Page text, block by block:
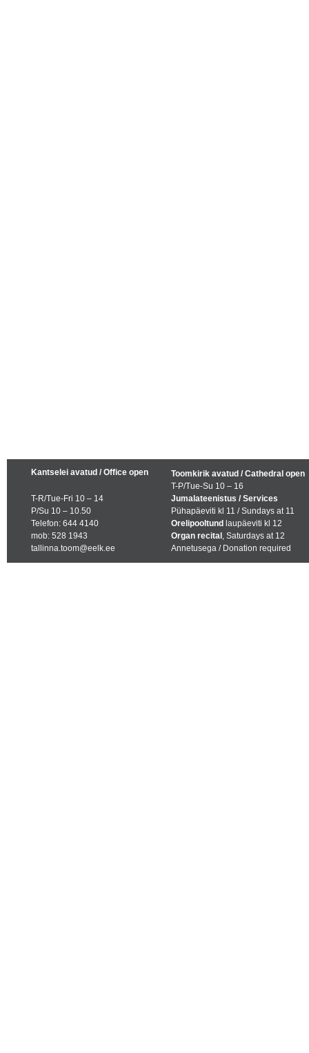
Kantselei avatud / Office open
T-R/Tue-Fri 10 – 14
P/Su 10 – 10.50
Telefon: 644 4140
mob: 528 1943
tallinna.toom@eelk.ee
Toomkirik avatud / Cathedral open
T-P/Tue-Su 10 – 16
Jumalateenistus / Services
Pühapäeviti kl 11 / Sundays at 11
Orelipooltund laupäeviti kl 12
Organ recital , Saturdays at 12
Annetusega / Donation required